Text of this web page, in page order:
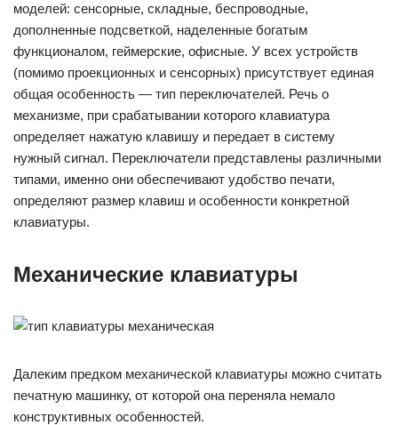
моделей: сенсорные, складные, беспроводные,
дополненные подсветкой, наделенные богатым
функционалом, геймерские, офисные. У всех устройств
(помимо проекционных и сенсорных) присутствует единая
общая особенность — тип переключателей. Речь о
механизме, при срабатывании которого клавиатура
определяет нажатую клавишу и передает в систему
нужный сигнал. Переключатели представлены различными
типами, именно они обеспечивают удобство печати,
определяют размер клавиш и особенности конкретной
клавиатуры.
Механические клавиатуры
Далеким предком механической клавиатуры можно считать
печатную машинку, от которой она переняла немало
конструктивных особенностей.